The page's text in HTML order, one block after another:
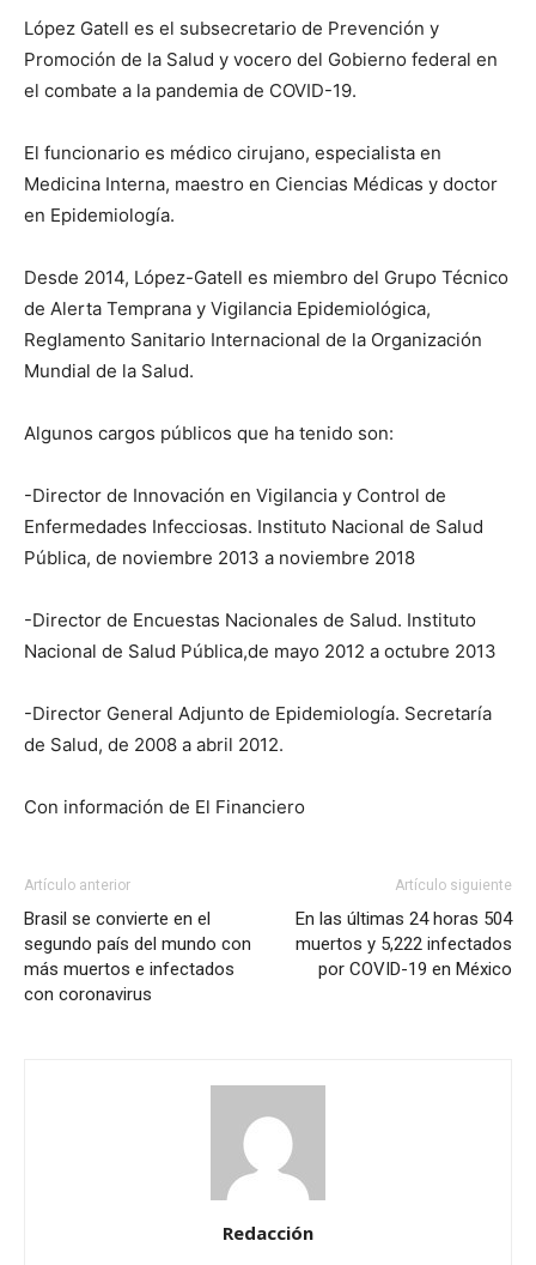
López Gatell es el subsecretario de Prevención y
Promoción de la Salud y vocero del Gobierno federal en
el combate a la pandemia de COVID-19.
El funcionario es médico cirujano, especialista en
Medicina Interna, maestro en Ciencias Médicas y doctor
en Epidemiología.
Desde 2014, López-Gatell es miembro del Grupo Técnico
de Alerta Temprana y Vigilancia Epidemiológica,
Reglamento Sanitario Internacional de la Organización
Mundial de la Salud.
Algunos cargos públicos que ha tenido son:
-Director de Innovación en Vigilancia y Control de
Enfermedades Infecciosas. Instituto Nacional de Salud
Pública, de noviembre 2013 a noviembre 2018
-Director de Encuestas Nacionales de Salud. Instituto
Nacional de Salud Pública,de mayo 2012 a octubre 2013
-Director General Adjunto de Epidemiología. Secretaría
de Salud, de 2008 a abril 2012.
Con información de El Financiero
Artículo anterior
Brasil se convierte en el
segundo país del mundo con
más muertos e infectados
con coronavirus
Artículo siguiente
En las últimas 24 horas 504
muertos y 5,222 infectados
por COVID-19 en México
Redacción